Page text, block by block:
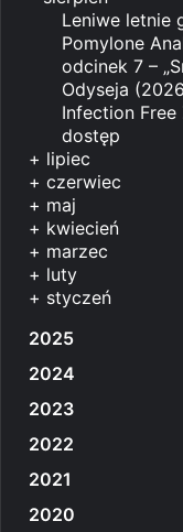
Leniwe letnie
Pomylone
odcinek 7 –
Odyseja
Infection
dostęp
+ lipiec
+ czerwiec
+ maj
+ kwiecień
+ marzec
+ luty
+ styczeń
2025
2024
2023
2022
2021
2020